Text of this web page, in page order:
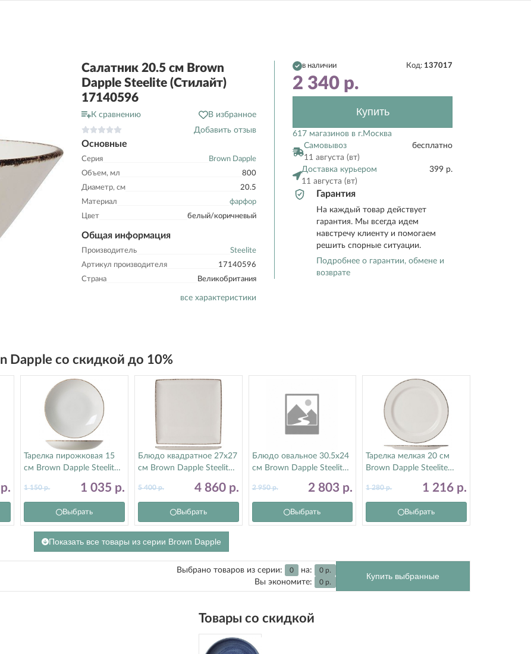
Салатник 20.5 см Brown
Dapple Steelite (Стилайт)
17140596
К сравнению
В избранное
Добавить отзыв
Основные
Серия
Brown Dapple
Объем, мл
800
Диаметр, см
20.5
Материал
фарфор
Цвет
белый/коричневый
Общая информация
Производитель
Steelite
Артикул производителя
17140596
Страна
Великобритания
все характеристики
в наличии Код: 137017
2 340 р.
Купить
617 магазинов в г.Москва
Самовывоз
11 августа (вт)
бесплатно
Доставка курьером
11 августа (вт)
399 р.
Гарантия
На каждый товар действует
гарантия. Мы всегда идем
навстречу клиенту и помогаем
решить спорные ситуации.
Подробнее о гарантии, обмене и
возврате
Dapple со скидкой до 10%
р.
Тарелка пирожковая 15
см Brown Dapple Steelite
1 035 р.
1 150р.
Выбрать
Блюдо квадратное 27х27
см Brown Dapple Steelite
4 860 р.
5 400р.
Выбрать
Блюдо овальное 30.5х24
см Brown Dapple Steelite
2 803 р.
2 950р.
Выбрать
Тарелка мелкая 20 см
Brown Dapple Steelite
1 216 р.
1 280р.
Выбрать
Показать все товары из серии Brown Dapple
Выбрано товаров из серии: 0 на: 0 р.
Вы экономите: 0 р.
Купить выбранные
Товары со скидкой